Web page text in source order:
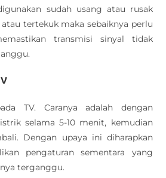
sudah usang atau rusak
tertekuk maka sebaiknya perlu
transmisi sinyal tidak
TV. Caranya adalah dengan
selama 5-10 menit, kemudian
Dengan upaya ini diharapkan
pengaturan sementara yang
terganggu.